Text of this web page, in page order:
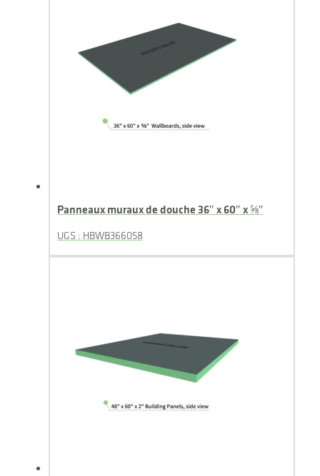
Panneaux muraux de douche 36″ x 60″ x ⅝″
UGS : HBWB366058